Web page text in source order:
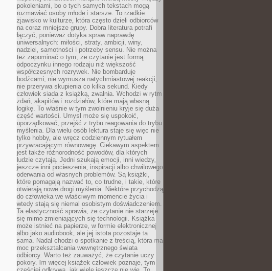
pokoleniami, bo o tych samych tekstach mogą
rozmawiać osoby młode i starsze. To rzadkie
zjawisko w kulturze, która często dzieli odbiorców
na coraz mniejsze grupy. Dobra literatura potrafi
łączyć, ponieważ dotyka spraw naprawdę
uniwersalnych: miłości, straty, ambicji, winy,
nadziei, samotności i potrzeby sensu. Nie można
też zapominać o tym, że czytanie jest formą
odpoczynku innego rodzaju niż większość
współczesnych rozrywek. Nie bombarduje
bodźcami, nie wymusza natychmiastowej reakcji,
nie przerywa skupienia co kilka sekund. Kiedy
człowiek siada z książką, zwalnia. Wchodzi w rytm
zdań, akapitów i rozdziałów, które mają własną
logikę. To właśnie w tym zwolnieniu kryje się duża
część wartości. Umysł może się uspokoić,
uporządkować, przejść z trybu reagowania do trybu
myślenia. Dla wielu osób lektura staje się więc nie
tylko hobby, ale wręcz codziennym rytuałem
przywracającym równowagę. Ciekawym aspektem
jest także różnorodność powodów, dla których
ludzie czytają. Jedni szukają emocji, inni wiedzy,
jeszcze inni pocieszenia, inspiracji albo chwilowego
oderwania od własnych problemów. Są książki,
które pomagają nazwać to, co trudne, i takie, które
otwierają nowe drogi myślenia. Niektóre przychodzą
do człowieka we właściwym momencie życia i
wtedy stają się niemal osobistym doświadczeniem.
Ta elastyczność sprawia, że czytanie nie starzeje
się mimo zmieniających się technologii. Książka
może istnieć na papierze, w formie elektronicznej
albo jako audiobook, ale jej istota pozostaje ta
sama. Nadal chodzi o spotkanie z treścią, która ma
moc przekształcania wewnętrznego świata
odbiorcy. Warto też zauważyć, że czytanie uczy
pokory. Im więcej książek człowiek poznaje, tym